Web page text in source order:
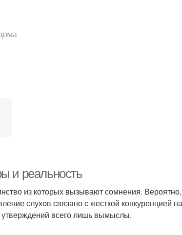
и реальность
из которых вызывают сомнения. Вероятно,
слухов связано с жесткой конкуренцией
утверждений всего лишь вымыслы.